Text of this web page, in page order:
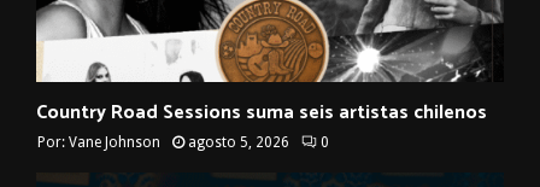
Country Road Sessions suma seis artistas chilenos
Por: Vane Johnson agosto 5, 2026 0